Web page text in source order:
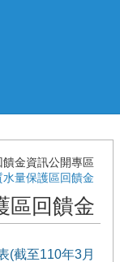
饋金資訊公開專區
量保護區回饋金
區回饋金
(截至110年3月